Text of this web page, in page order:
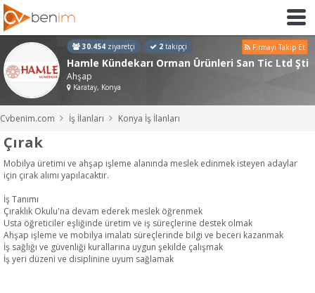
30.454 ziyaretçi 2 takipçi Firmayı Takip Et
Hamle Kündekarı Orman Ürünleri San Tic Ltd Şti
Ahşap
Karatay, Konya
Cvbenim.com İş İlanları Konya İş İlanları
Çırak
Mobilya üretimi ve ahşap işleme alanında meslek edinmek isteyen adaylar
için çırak alımı yapılacaktır.
İş Tanımı
Çıraklık Okulu'na devam ederek meslek öğrenmek
Usta öğreticiler eşliğinde üretim ve iş süreçlerine destek olmak
Ahşap işleme ve mobilya imalatı süreçlerinde bilgi ve beceri kazanmak
İş sağlığı ve güvenliği kurallarına uygun şekilde çalışmak
İş yeri düzeni ve disiplinine uyum sağlamak